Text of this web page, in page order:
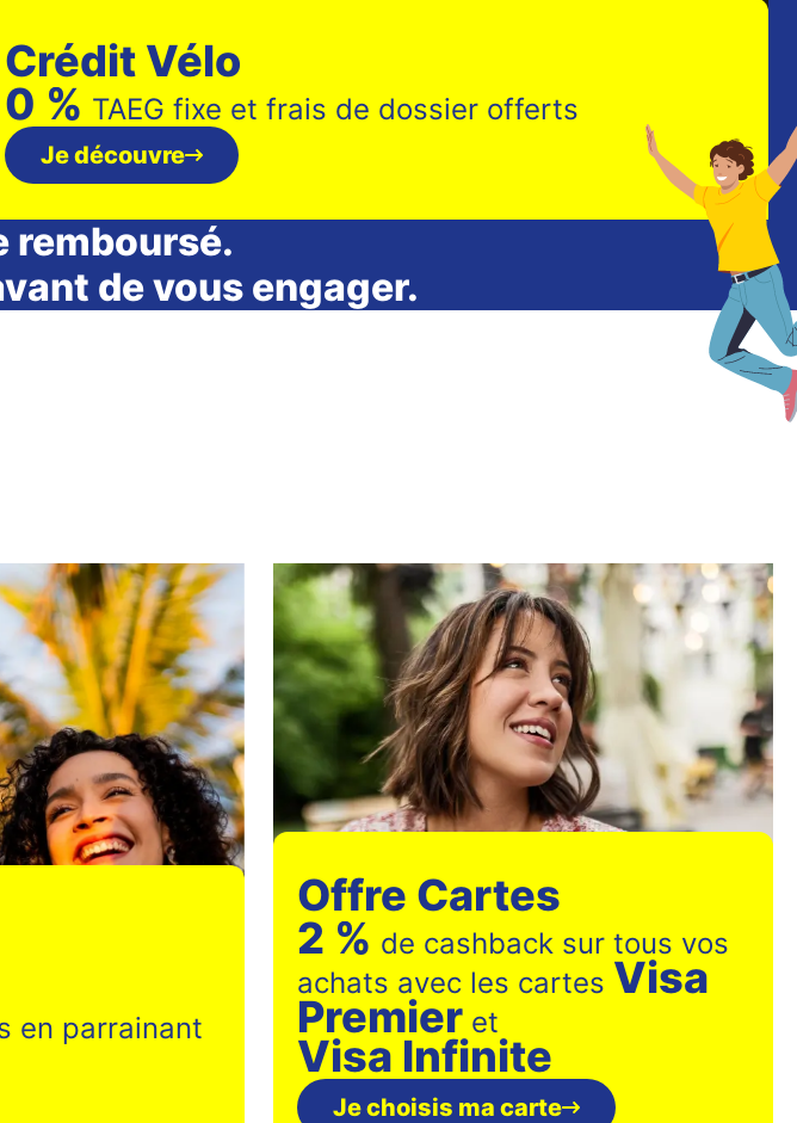
Crédit Vélo
0 % TAEG fixe et frais de dossier offerts
Je découvre
remboursé.
de vous engager.
en parrainant
Offre Cartes
2 % de cashback sur tous vos
achats avec les cartes Visa
Premier et
Visa Infinite
Je choisis ma carte